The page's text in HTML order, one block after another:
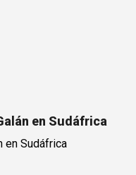
en Sudáfrica